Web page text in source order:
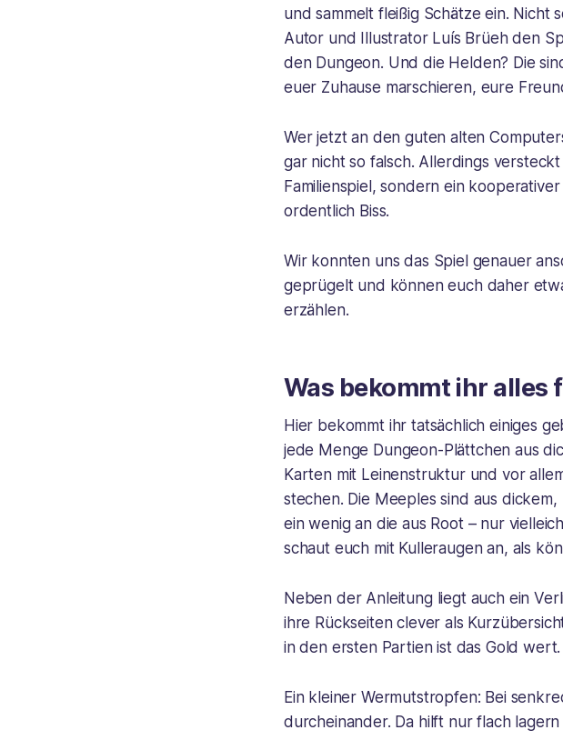
und sammelt fleißig Schätze ein. Nicht
Autor und Illustrator Luís Brüeh den
den Dungeon. Und die Helden? Die
euer Zuhause marschieren, eure
Wer jetzt an den guten alten
gar nicht so falsch. Allerdings
Familienspiel, sondern ein
ordentlich Biss.
Wir konnten uns das Spiel genauer
geprügelt und können euch daher
erzählen.
Was bekommt ihr alles
Hier bekommt ihr tatsächlich einiges
jede Menge Dungeon-Plättchen aus
Karten mit Leinenstruktur und vor
stechen. Die Meeples sind aus
ein wenig an die aus Root – nur
schaut euch mit Kulleraugen an, als
Neben der Anleitung liegt auch ein
ihre Rückseiten clever als
in den ersten Partien ist das Gold wert.
Ein kleiner Wermutstropfen: Bei
durcheinander. Da hilft nur flach